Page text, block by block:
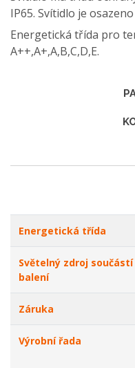
IP65. Svítidlo je
Energetická třída pro
A++,A+,A,B,C,D,E.
Energetická třída
Světelný zdroj součástí
balení
Záruka
Výrobní řada